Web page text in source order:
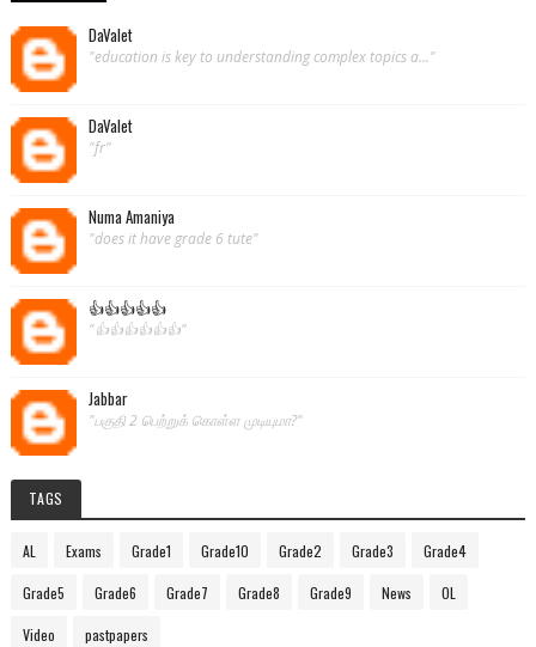
DaValet
"education is key to understanding complex topics a..."
DaValet
"fr"
Numa Amaniya
"does it have grade 6 tute"
👍👍👍👍👍
"👍👍👍👍👍👍"
Jabbar
"பகுதி 2 பெற்றுக் கொள்ள முடியுமா?"
TAGS
AL Exams Grade1 Grade10 Grade2 Grade3 Grade4
Grade5 Grade6 Grade7 Grade8 Grade9 News OL
Video pastpapers